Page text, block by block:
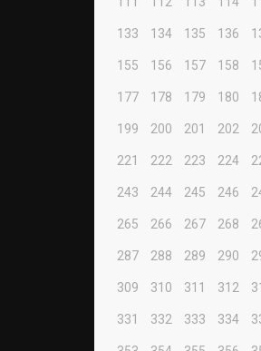
133 134 135 136
155 156 157 158
177 178 179 180
199 200 201 202
221 222 223 224
243 244 245 246
265 266 267 268
287 288 289 290
309 310 311 312
331 332 333 334